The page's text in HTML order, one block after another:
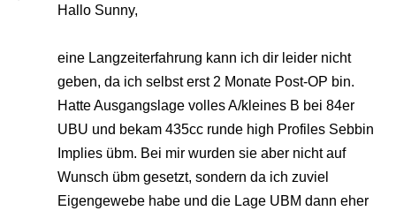
Hallo Sunny,
eine Langzeiterfahrung kann ich dir leider nicht
geben, da ich selbst erst 2 Monate Post-OP bin.
Hatte Ausgangslage volles A/kleines B bei 84er
UBU und bekam 435cc runde high Profiles Sebbin
Implies übm. Bei mir wurden sie aber nicht auf
Wunsch übm gesetzt, sondern da ich zuviel
Eigengewebe habe und die Lage UBM dann eher